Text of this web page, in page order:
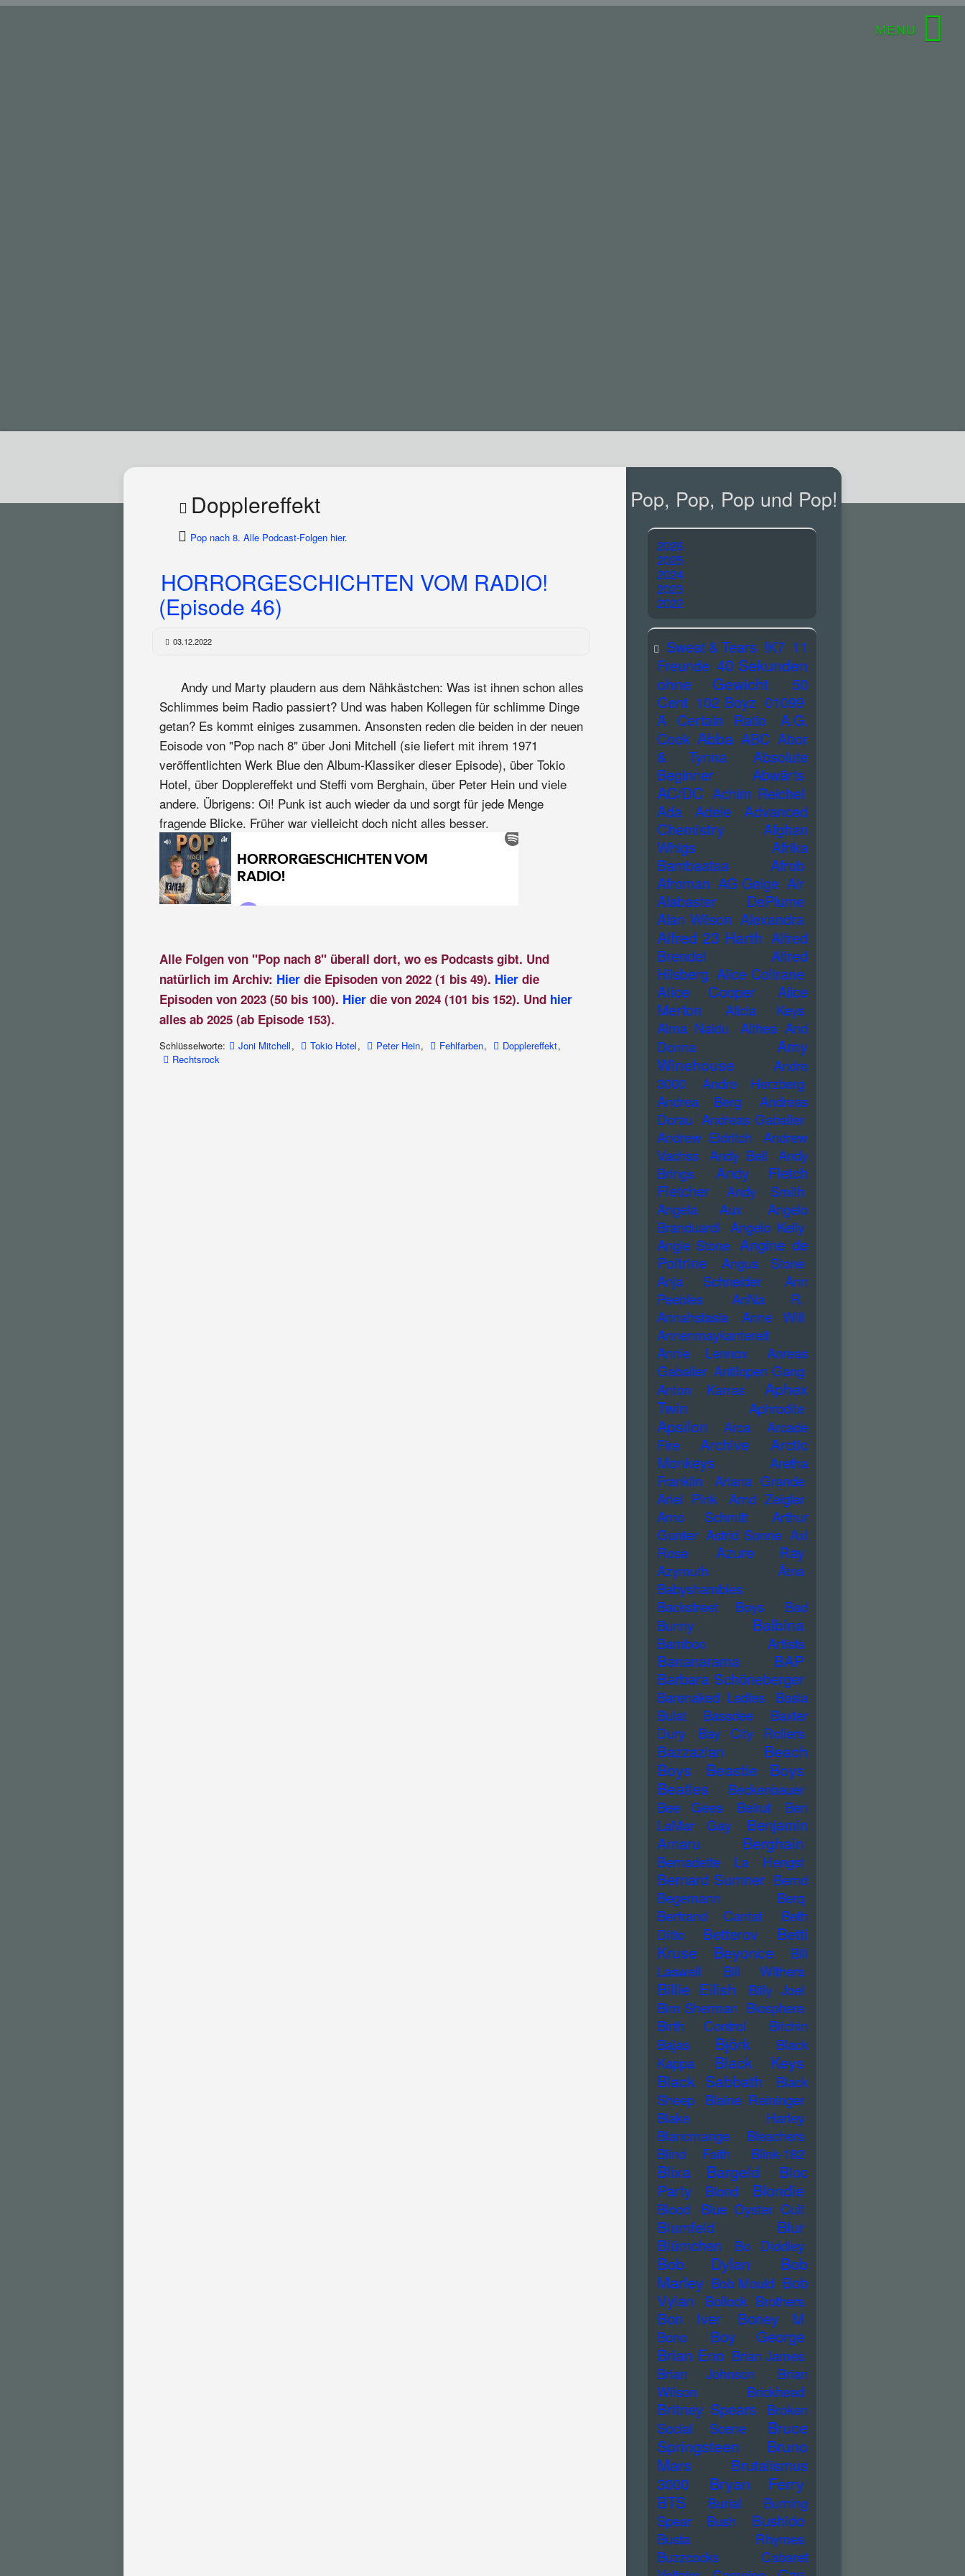
Dopplereffekt
Pop nach 8. Alle Podcast-Folgen hier.
HORRORGESCHICHTEN VOM RADIO!
(Episode 46)
03.12.2022
Andy und Marty plaudern aus dem Nähkästchen: Was ist ihnen schon alles
Schlimmes beim Radio passiert? Und was haben Kollegen für schlimme Dinge
getan? Es kommt einiges zusammen. Ansonsten reden die beiden in der neuen
Eoisode von "Pop nach 8" über Joni Mitchell (sie liefert mit ihrem 1971
veröffentlichten Werk Blue den Album-Klassiker dieser Episode), über Tokio
Hotel, über Dopplereffekt und Steffi vom Berghain, über Peter Hein und viele
andere. Übrigens: Oi! Punk ist auch wieder da und sorgt für jede Menge
fragende Blicke. Früher war vielleicht doch nicht alles besser.
Alle Folgen von "Pop nach 8" überall dort, wo es Podcasts gibt. Und
natürlich im Archiv: Hier die Episoden von 2022 (1 bis 49). Hier die
Episoden von 2023 (50 bis 100). Hier die von 2024 (101 bis 152). Und hier
alles ab 2025 (ab Episode 153).
Schlüsselworte: Joni Mitchell, Tokio Hotel, Peter Hein, Fehlfarben, Dopplereffekt,
Rechtsrock
Pop, Pop, Pop und Pop!
2026
2025
2024
2023
2022
Sweat & Tears !K7 11
Freunde 40 Sekunden
ohne Gewicht
50
Cent 102 Boyz 01099
A Certain Ratio
A.G.
Cook Abba ABC Abor
& Tynna
Absolute
Beginner
Abwärts
AC/DC Achim Reichel
Ada
Adele
Advanced
Chemistry
Afghan
Whigs
Afrika
Bambaataa
Afrob
Afroman AG Geige Air
Alabaster DePlume
Alan Wilson Alexandra
Alfred 23 Harth Alfred
Brendel
Alfred
Hilsberg Alice Coltrane
Alice Cooper
Alice
Merton
Alicia Keys
Alma Naidu
Althea And
Donna
Amy
Winehouse
Andre
3000
Andre Herzberg
Andrea Berg
Andreas
Dorau Andreas Gabalier
Andrew Eldritch
Andrew
Vachss Andy Bell
Andy
Brings
Andy Fletch
Fletcher
Andy Smith
Angela Aux
Angelo
Branduardi Angelo Kelly
Angie Stone Angine de
Poitrine
Angus Stone
Anja Schneider
Ann
Peebles
AnNa R.
Annahstasia
Anne Will
Annenmaykantereit
Annie Lennox
Anreas
Gabalier Antilopen Gang
Anton Karras
Aphex
Twin
Aphrodite
Apsilon Arca
Arcade
Fire
Archive
Arctic
Monkeys
Aretha
Franklin
Ariana Grande
Ariel Pink
Arnd Zeigler
Arno Schmitt
Arthur
Gunter Astrid Sonne Axl
Rose
Azure Ray
Azymuth
Ätna
Babyshambles
Backstreet Boys
Bad
Bunny
Balbina
Bamboo Artists
Bananarama
BAP
Barbara Schöneberger
Barenaked Ladies
Basia
Bulat
Bassdee
Baxter
Dury
Bay City Rollers
Bazzazian
Beach
Boys
Beastie Boys
Beatles
Beckenbauer
Bee Gees
Beirut
Ben
LaMar Gay
Benjamin
Amaru
Berghain
Bernadette La Hengst
Bernard Sumner Bernd
Begemann
Berq
Bertrand Cantat
Beth
Ditto
Betterov
Betti
Kruse
Beyonce
Bill
Laswell
Bill Withers
Billie Eilish
Billy Joel
Bim Sherman Biosphere
Birth Control
Bitchin
Bajas
Björk
Black
Kappa
Black Keys
Black Sabbath
Black
Sheep
Blaine Reininger
Blake Harley
Blancmange
Bleachers
Blind Faith
Blink-182
Blixa Bargeld
Bloc
Party
Blond Blondie
Blood Blue Oyster Cult
Blumfeld Blur
Blümchen Bo Diddley
Bob Dylan
Bob
Marley Bob Mould Bob
Vylan
Bollock Brothers
Bon Iver Boney M
Bono Boy George
Brian Eno Brian James
Brian Johnson
Brian
Wilson
Brickhead
Britney Spears
Broken
Social Scene
Bruce
Springsteen
Bruno
Mars
Brutalismus
3000
Bryan Ferry
BTS
Burial
Burning
Spear
Bush Bushido
Busta Rhymes
Buzzcocks
Cabaret